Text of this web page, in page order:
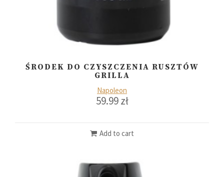
ŚRODEK DO CZYSZCZENIA RUSZTÓW
GRILLA
Napoleon
59.99zł
Add to cart